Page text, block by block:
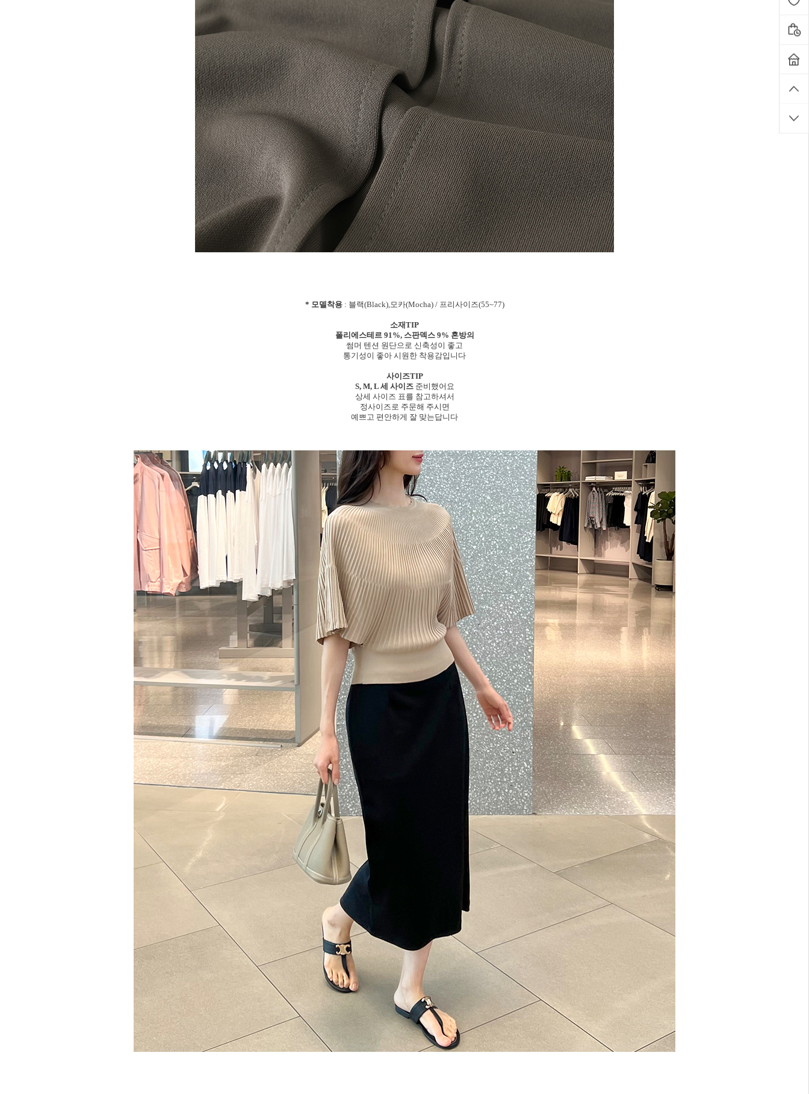
* 모델착용: 블랙(Black),모카(Mocha) / 프리사이즈(55~77)
소재TIP
폴리에스테르 91%, 스판덱스 9% 혼방의
썸머 텐션 원단으로 신축성이 좋고
통기성이 좋아 시원한 착용감입니다
사이즈TIP
S, M, L 세 사이즈준비했어요
상세 사이즈 표를 참고하셔서
정사이즈로 주문해 주시면
예쁘고 편안하게 잘 맞는답니다